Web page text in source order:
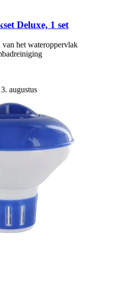
Deluxe, 1 set
het wateroppervlak
augustus